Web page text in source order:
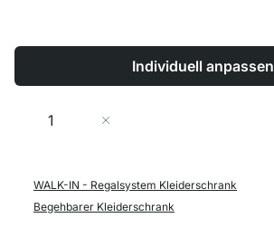
Individuell anpassen
Menge
WALK-IN - Regalsystem Kleiderschrank
Begehbarer Kleiderschrank